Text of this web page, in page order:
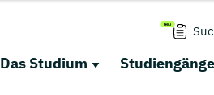
Das Studium Studiengänge